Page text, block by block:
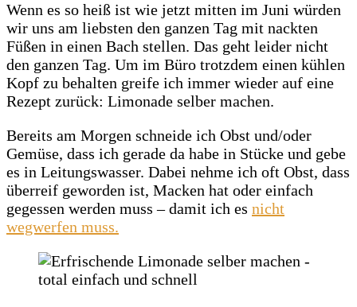
Wenn es so heiß ist wie jetzt mitten im Juni würden
wir uns am liebsten den ganzen Tag mit nackten
Füßen in einen Bach stellen. Das geht leider nicht
den ganzen Tag. Um im Büro trotzdem einen kühlen
Kopf zu behalten greife ich immer wieder auf eine
Rezept zurück: Limonade selber machen.
Bereits am Morgen schneide ich Obst und/oder
Gemüse, dass ich gerade da habe in Stücke und gebe
es in Leitungswasser. Dabei nehme ich oft Obst, dass
überreif geworden ist, Macken hat oder einfach
gegessen werden muss – damit ich es nicht
wegwerfen muss.